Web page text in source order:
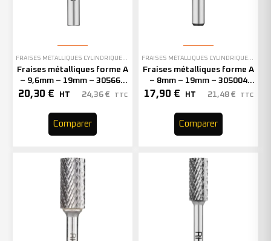
FRAISES MÉTALLIQUES CYLINDRIQUES SANS DENTURE EN BOUT
Fraises métalliques forme A
– 9,6mm – 19mm – 305662
(x1)
20,30 € HT 24,36 € TTC
Comparer
FRAISES MÉTALLIQUES CYLINDRIQUES SANS DENTURE EN BOUT
Fraises métalliques forme A
– 8mm – 19mm – 305004
(x1)
17,90 € HT 21,48 € TTC
Comparer